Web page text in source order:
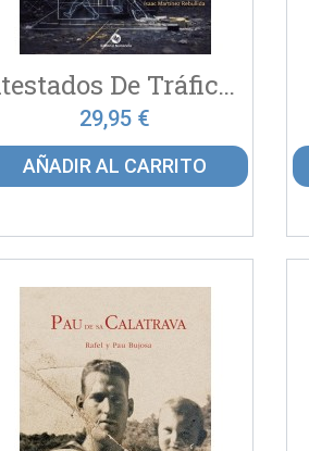
Atestados De Tráfico Y...
29,95 €
AÑADIR AL CARRITO